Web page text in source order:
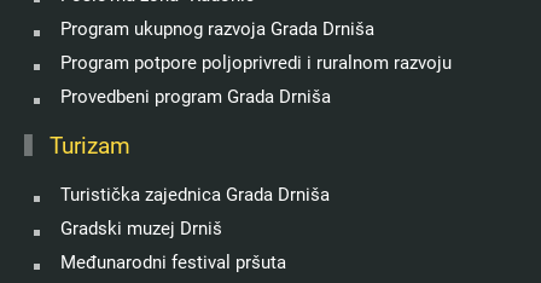
Program ukupnog razvoja Grada Drniša
Program potpore poljoprivredi i ruralnom razvoju
Provedbeni program Grada Drniša
Turizam
Turistička zajednica Grada Drniša
Gradski muzej Drniš
Međunarodni festival pršuta